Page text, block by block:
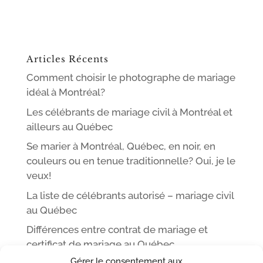
Articles Récents
Comment choisir le photographe de mariage
idéal à Montréal?
Les célébrants de mariage civil à Montréal et
ailleurs au Québec
Se marier à Montréal, Québec, en noir, en
couleurs ou en tenue traditionnelle? Oui, je le
veux!
La liste de célébrants autorisé – mariage civil
au Québec
Différences entre contrat de mariage et
certificat de mariage au Québec